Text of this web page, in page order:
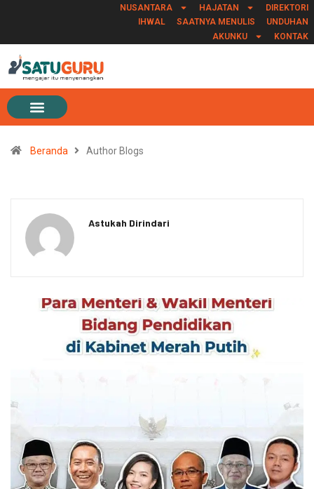
NUSANTARA HAJATAN
DIREKTORI
IHWAL
SAATNYA MENULIS
UNDUHAN
AKUNKU
KONTAK
Beranda Author Blogs
Astukah Dirindari